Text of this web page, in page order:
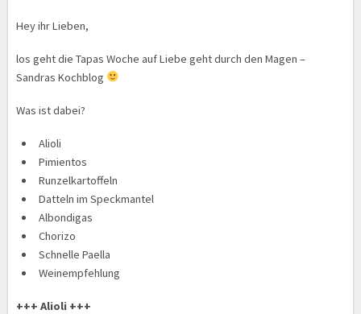
Hey ihr Lieben,
los geht die Tapas Woche auf Liebe geht durch den Magen –
Sandras Kochblog
Was ist dabei?
Alioli
Pimientos
Runzelkartoffeln
Datteln im Speckmantel
Albondigas
Chorizo
Schnelle Paella
Weinempfehlung
+++ Alioli +++